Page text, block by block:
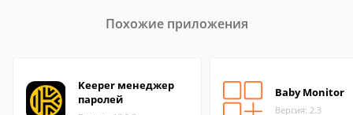
Похожие приложения
Keeper менеджер
паролей
Baby Monitor
Версия: 2.3